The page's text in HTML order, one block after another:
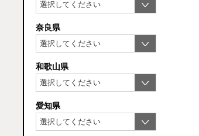
奈良県
和歌山県
愛知県